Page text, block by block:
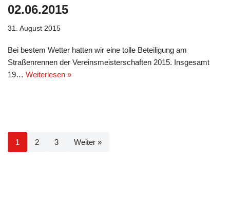
02.06.2015
31. August 2015
Bei bestem Wetter hatten wir eine tolle Beteiligung am
Straßenrennen der Vereinsmeisterschaften 2015. Insgesamt
19… Weiterlesen »
1 2 3 Weiter »